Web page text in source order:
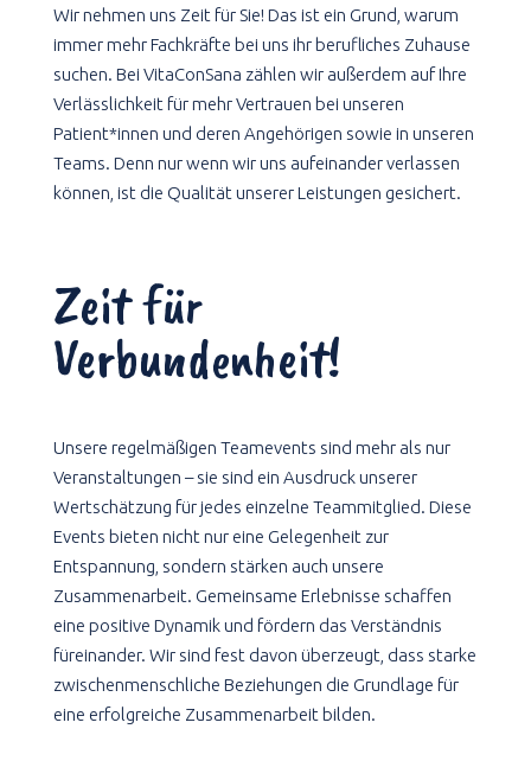
Wir nehmen uns Zeit für Sie! Das ist ein Grund, warum
immer mehr Fachkräfte bei uns ihr berufliches Zuhause
suchen. Bei VitaConSana zählen wir außerdem auf Ihre
Verlässlichkeit für mehr Vertrauen bei unseren
Patient*innen und deren Angehörigen sowie in unseren
Teams. Denn nur wenn wir uns aufeinander verlassen
können, ist die Qualität unserer Leistungen gesichert.
Zeit für
Verbundenheit!
Unsere regelmäßigen Teamevents sind mehr als nur
Veranstaltungen – sie sind ein Ausdruck unserer
Wertschätzung für jedes einzelne Teammitglied. Diese
Events bieten nicht nur eine Gelegenheit zur
Entspannung, sondern stärken auch unsere
Zusammenarbeit. Gemeinsame Erlebnisse schaffen
eine positive Dynamik und fördern das Verständnis
füreinander. Wir sind fest davon überzeugt, dass starke
zwischenmenschliche Beziehungen die Grundlage für
eine erfolgreiche Zusammenarbeit bilden.